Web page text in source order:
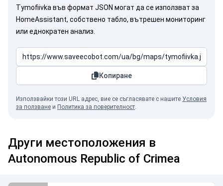
Tymofiivka във формат JSON могат да се използват за
HomeAssistant, собствено табло, вътрешен мониторинг
или еднократен анализ.
Копиране
Използвайки този URL адрес, вие се съгласявате с нашите Условия
за ползване и Политика за поверителност.
Други местоположения в
Autonomous Republic of Crimea